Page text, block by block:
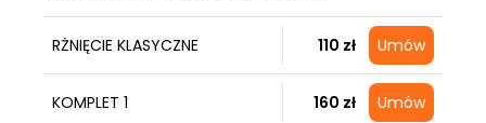
RŻNIĘCIE KLASYCZNE 110 zł Umów
KOMPLET 1 160 zł Umów